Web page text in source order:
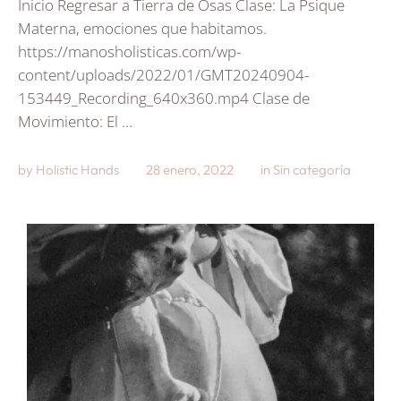
Inicio Regresar a Tierra de Osas Clase: La Psique
Materna, emociones que habitamos.
https://manosholisticas.com/wp-
content/uploads/2022/01/GMT20240904-
153449_Recording_640x360.mp4 Clase de
Movimiento: El …
by Holistic Hands 28 enero, 2022 in Sin categoría